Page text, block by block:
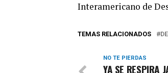
Interamericano de
TEMAS RELACIONADOS
NO TE PIERDAS
YA SE RESPIRA